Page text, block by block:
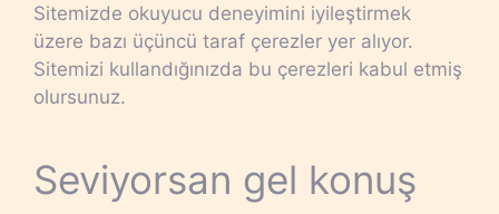
Sitemizde okuyucu deneyimini iyileştirmek
üzere bazı üçüncü taraf çerezler yer alıyor.
Sitemizi kullandığınızda bu çerezleri kabul etmiş
olursunuz.
Seviyorsan gel konuş